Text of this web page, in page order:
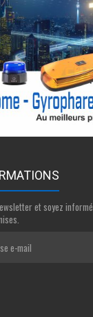
et soyez